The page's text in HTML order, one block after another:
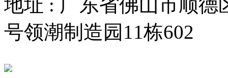
地址 : 广东省佛山市顺德
号领潮制造园11栋602